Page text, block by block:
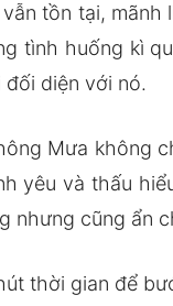
tồn tại,
tình huống kì
diện với nó.
Mưa không
yêu và thấu
nhưng cũng ẩn
thời gian để